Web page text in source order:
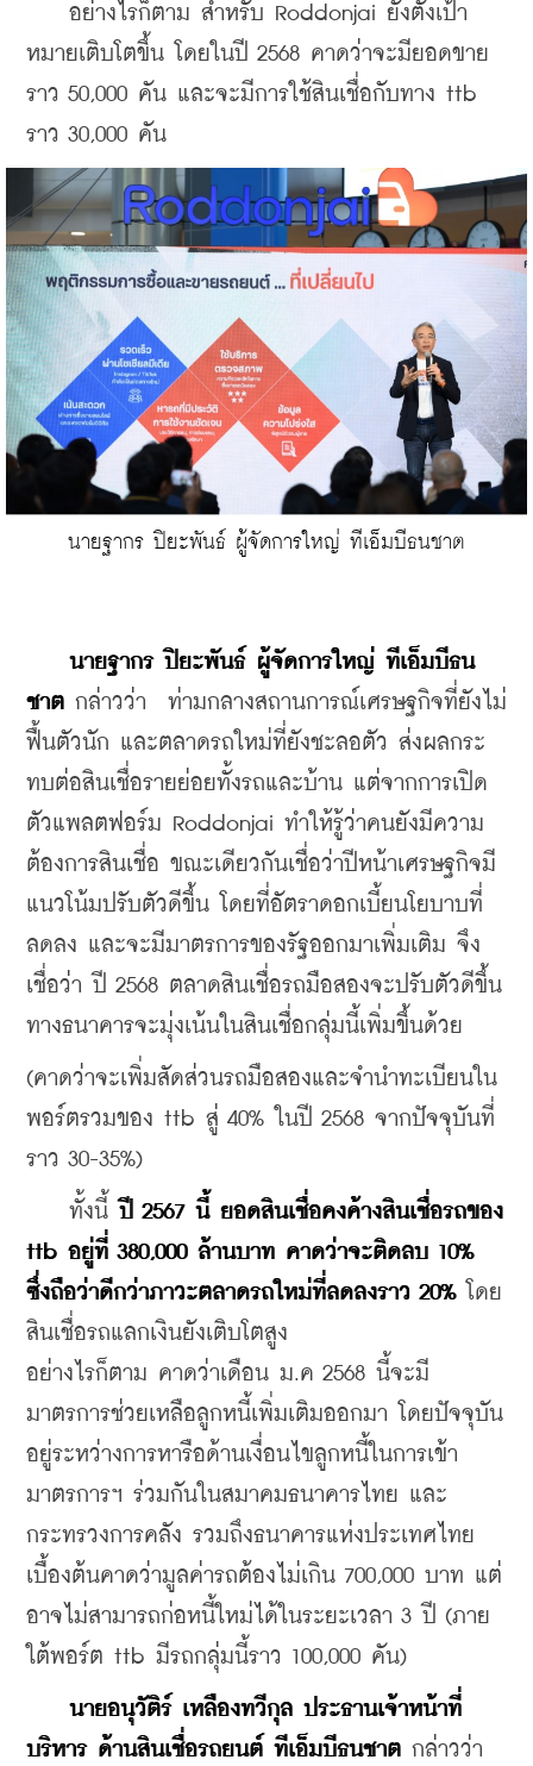
อย่างไรก็ตาม สำหรับ Roddonjai ยังตั้งเป้า
หมายเติบโตขึ้น โดยในปี 2568 คาดว่าจะมียอดขาย
ราว 50,000 คัน และจะมีการใช้สินเชื่อกับทาง ttb
ราว 30,000 คัน
นายฐากร ปิยะพันธ์ ผู้จัดการใหญ่ ทีเอ็มบีธนชาต
นายฐากร ปิยะพันธ์ ผู้จัดการใหญ่ ทีเอ็มบีธน
ชาต กล่าวว่า  ท่ามกลางสถานการณ์เศรษฐกิจที่ยังไม่
ฟื้นตัวนัก และตลาดรถใหม่ที่ยังชะลอตัว ส่งผลกระ
ทบต่อสินเชื่อรายย่อยทั้งรถและบ้าน แต่จากการเปิด
ตัวแพลตฟอร์ม Roddonjai ทำให้รู้ว่าคนยังมีความ
ต้องการสินเชื่อ ขณะเดียวกันเชื่อว่าปีหน้าเศรษฐกิจมี
แนวโน้มปรับตัวดีขึ้น โดยที่อัตราดอกเบี้ยนโยบาบที่
ลดลง และจะมีมาตรการของรัฐออกมาเพิ่มเติม จึง
เชื่อว่า ปี 2568 ตลาดสินเชื่อรถมือสองจะปรับตัวดีขึ้น
ทางธนาคารจะมุ่งเน้นในสินเชื่อกลุ่มนี้เพิ่มขึ้นด้วย
(คาดว่าจะเพิ่มสัดส่วนรถมือสองและจำนำทะเบียนใน
พอร์ตรวมของ ttb สู่ 40% ในปี 2568 จากปัจจุบันที่
ราว 30-35%)
ทั้งนี้ ปี 2567 นี้ ยอดสินเชื่อคงค้างสินเชื่อรถของ
ttb อยู่ที่ 380,000 ล้านบาท คาดว่าจะติดลบ 10%
ซึ่งถือว่าดีกว่าภาวะตลาดรถใหม่ที่ลดลงราว 20% โดย
สินเชื่อรถแลกเงินยังเติบโตสูง
อย่างไรก็ตาม คาดว่าเดือน ม.ค 2568 นี้จะมี
มาตรการช่วยเหลือลูกหนี้เพิ่มเติมออกมา โดยปัจจุบัน
อยู่ระหว่างการหารือด้านเงื่อนไขลูกหนี้ในการเข้า
มาตรการฯ ร่วมกันในสมาคมธนาคารไทย และ
กระทรวงการคลัง รวมถึงธนาคารแห่งประเทศไทย
เบื้องต้นคาดว่ามูลค่ารถต้องไม่เกิน 700,000 บาท แต่
อาจไม่สามารถก่อหนี้ใหม่ได้ในระยะเวลา 3 ปี (ภาย
ใต้พอร์ต ttb มีรถกลุ่มนี้ราว 100,000 คัน)
นายอนุวัติร์ เหลืองทวีกุล ประธานเจ้าหน้าที่
บริหาร ด้านสินเชื่อรถยนต์ ทีเอ็มบีธนชาต กล่าวว่า